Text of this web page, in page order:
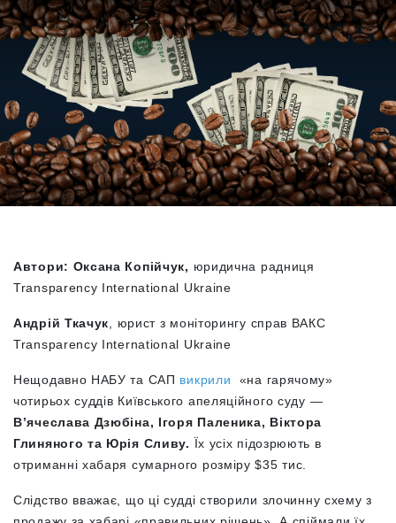
Автори: Оксана Копійчук, юридична радниця
Transparency International Ukraine
Андрій Ткачук , юрист з моніторингу справ ВАКС
Transparency International Ukraine
Нещодавно НАБУ та САП викрили «на гарячому»
чотирьох суддів Київського апеляційного суду —
В’ячеслава Дзюбіна, Ігоря Паленика, Віктора
Глиняного та Юрія Сливу. Їх усіх підозрюють в
отриманні хабаря сумарного розміру $35 тис.
Слідство вважає, що ці судді створили злочинну схему з